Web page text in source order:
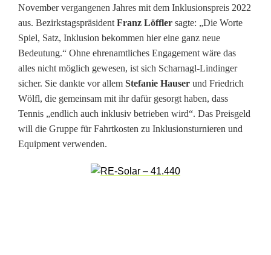
f
a
l
z
f
ü
November vergangenen Jahres mit dem Inklusionspreis 2022
aus. BezirkstagspräsidentFranz Löffler sagte: „Die Worte
Spiel, Satz, Inklusion bekommen hier eine ganz neue
Bedeutung.“ Ohne ehrenamtliches Engagement wäre das
alles nicht möglich gewesen, ist sich Scharnagl-Lindinger
sicher. Sie dankte vor allem Stefanie Hauser und Friedrich
Wölfl, die gemeinsam mit ihr dafür gesorgt haben, dass
Tennis „endlich auch inklusiv betrieben wird“. Das Preisgeld
will die Gruppe für Fahrtkosten zu Inklusionsturnieren und
Equipment verwenden.